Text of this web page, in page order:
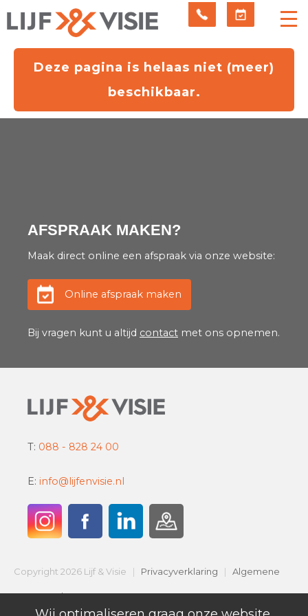
Deze pagina is helaas niet (meer)
beschikbaar.
AFSPRAAK MAKEN?
Maak direct online een afspraak via onze website:
Online afspraak maken
Bij vragen kunt u altijd contact met ons opnemen.
T: 088 - 828 24 00
E: info@lijfenvisie.nl
Copyright 2026 Lijf & Visie | Privacyverklaring | Algemene
Voorwaarden